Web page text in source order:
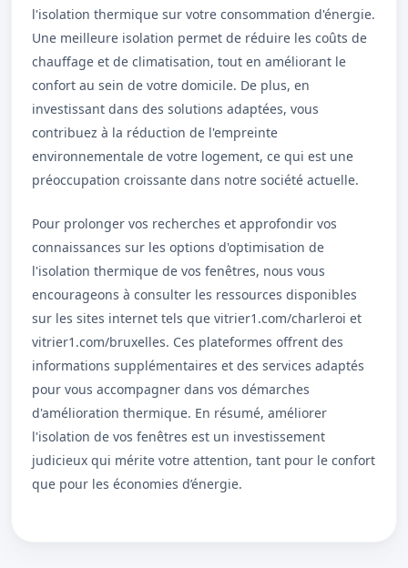
l'isolation thermique sur votre consommation d'énergie.
Une meilleure isolation permet de réduire les coûts de
chauffage et de climatisation, tout en améliorant le
confort au sein de votre domicile. De plus, en
investissant dans des solutions adaptées, vous
contribuez à la réduction de l'empreinte
environnementale de votre logement, ce qui est une
préoccupation croissante dans notre société actuelle.
Pour prolonger vos recherches et approfondir vos
connaissances sur les options d'optimisation de
l'isolation thermique de vos fenêtres, nous vous
encourageons à consulter les ressources disponibles
sur les sites internet tels que vitrier1.com/charleroi et
vitrier1.com/bruxelles. Ces plateformes offrent des
informations supplémentaires et des services adaptés
pour vous accompagner dans vos démarches
d'amélioration thermique. En résumé, améliorer
l'isolation de vos fenêtres est un investissement
judicieux qui mérite votre attention, tant pour le confort
que pour les économies d’énergie.